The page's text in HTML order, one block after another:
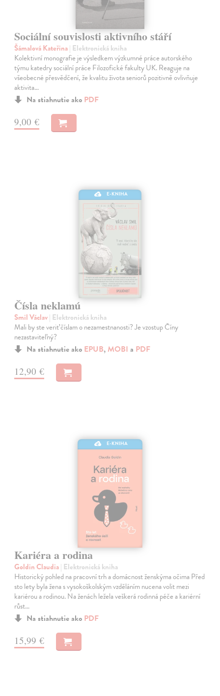
Sociální souvislosti aktivního stáří
Šámalová Kateřina| Elektronická kniha
Kolektivní monografie je výsledkem výzkumné práce autorského
týmu katedry sociální práce Filozofické fakulty UK. Reaguje na
všeobecné přesvědčení, že kvalitu života seniorů pozitivně ovlivňuje
aktivita…
Na stiahnutie ako PDF
9,00 €
E-KNIHA
Čísla neklamú
Smil Václav| Elektronická kniha
Mali by ste veriť číslam o nezamestnanosti? Je vzostup Číny
nezastaviteľný?
Na stiahnutie ako EPUB, MOBI a PDF
12,90 €
E-KNIHA
Kariéra a rodina
Goldin Claudia| Elektronická kniha
Historický pohled na pracovní trh a domácnost ženskýma očima Před
sto lety byla žena s vysokoškolským vzděláním nucena volit mezi
kariérou a rodinou. Na ženách ležela veškerá rodinná péče a kariérní
růst…
Na stiahnutie ako PDF
15,99 €